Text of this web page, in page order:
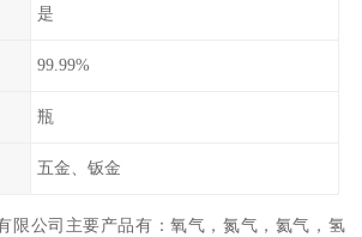
是
99.99%
瓶
五金、钣金
限公司主要产品有：氧气，氮气，氦气，氢